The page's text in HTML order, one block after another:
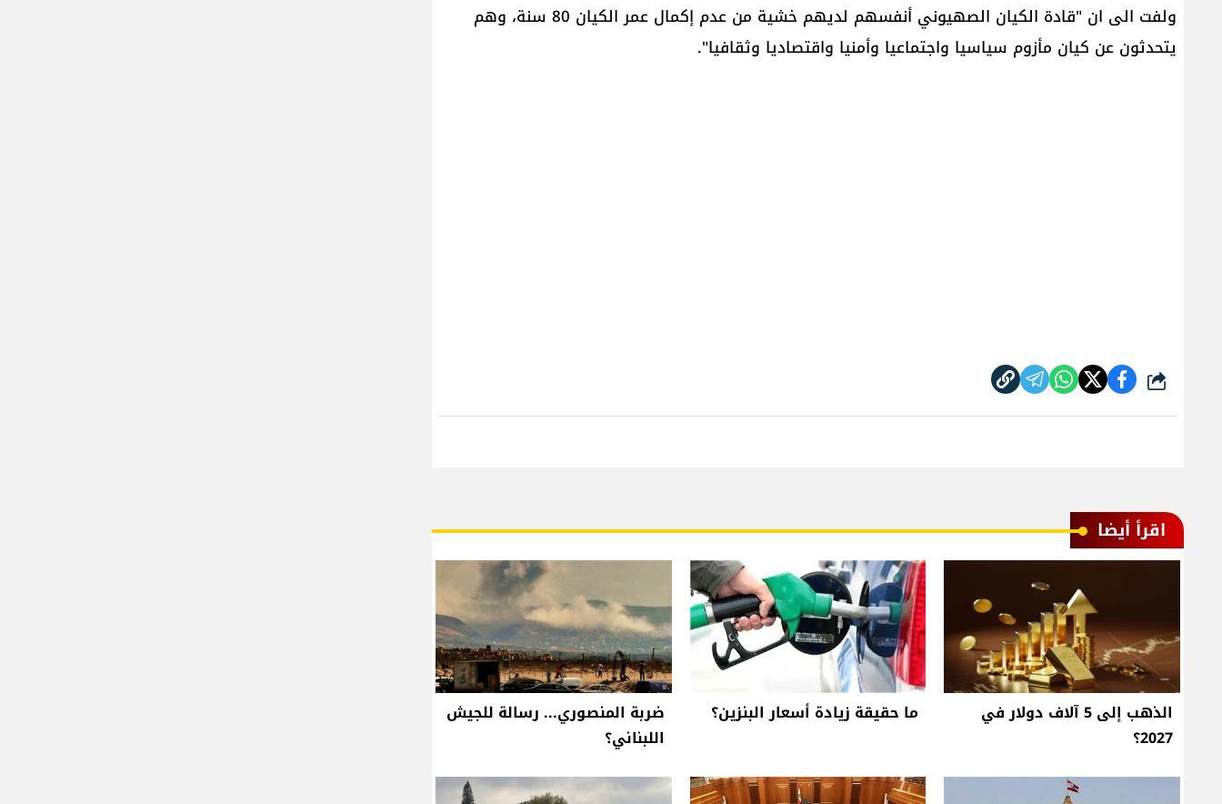
ولفت الى ان "قادة الكيان الصهيوني أنفسهم لديهم خشية من عدم إكمال عمر الكيان 80 سنة، وهم
يتحدثون عن كيان مأزوم سياسيا واجتماعيا وأمنيا واقتصاديا وثقافيا".
شارك
اقرأ أيضا
الذهب إلى 5 آلاف دولار في
2027؟
ما حقيقة زيادة أسعار البنزين؟
ضربة المنصوري... رسالة للجيش
اللبناني؟